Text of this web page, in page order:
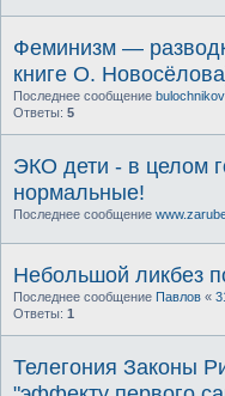
Феминизм —
книге О.
Последнее сообщение bulochnikov
Ответы: 5
ЭКО дети - в целом
нормальные!
Последнее сообщение
Небольшой ликбез
Последнее сообщение Павлов «
Ответы: 1
Телегония Законы